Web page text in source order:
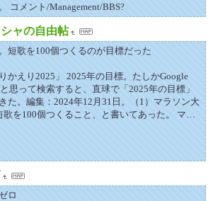
コメント/Management/BBS?
ャの自由帖
短歌を100個つくるのが目標だった
かえり2025」 2025年の目標。たしかGoogle
思って検索すると、直球で「2025年の目標」
た。編集：2024年12月31日。（1）マラソン大
を100個つくること、と書いてあった。 マ…
ロ